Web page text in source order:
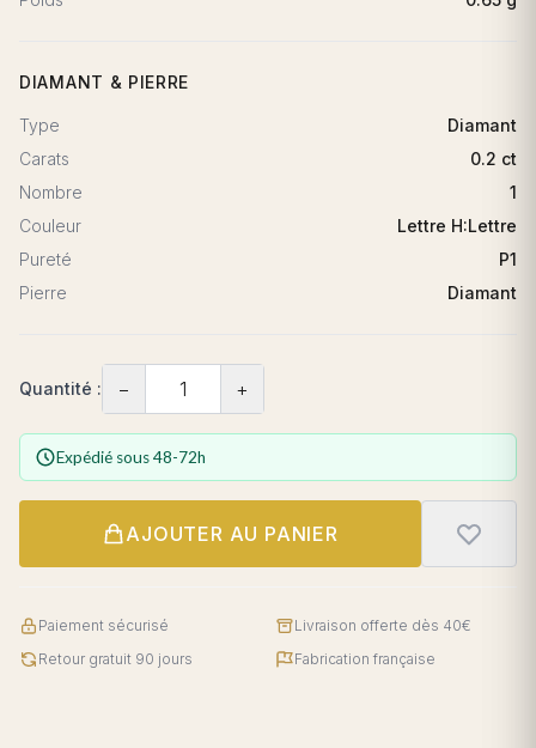
DIAMANT & PIERRE
Type
Diamant
Carats
0.2 ct
Nombre
1
Couleur
Lettre H:Lettre
Pureté
P1
Pierre
Diamant
Quantité : − +
Expédié sous 48-72h
AJOUTER AU PANIER
Paiement sécurisé
Livraison offerte dès 40€
Retour gratuit 90 jours
Fabrication française